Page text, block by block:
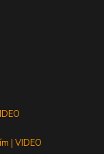
| VIDEO